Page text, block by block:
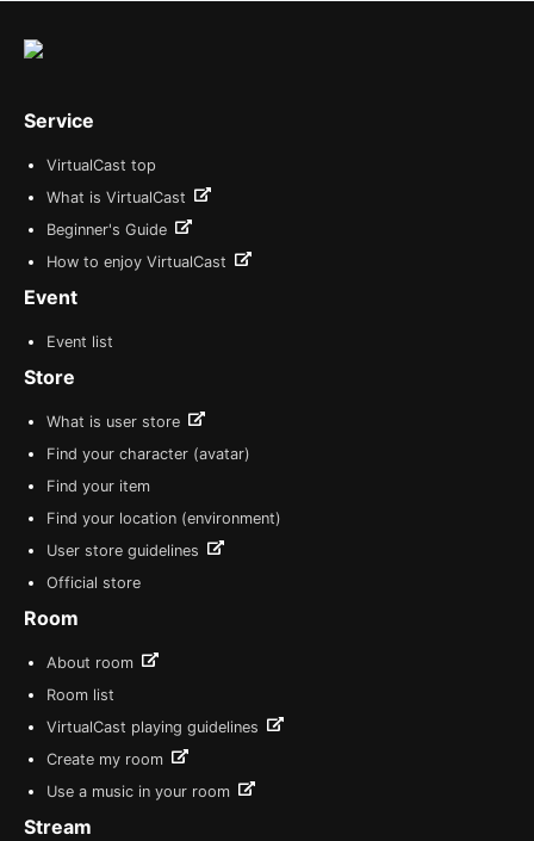
Service
VirtualCast top
What is VirtualCast
Beginner's Guide
How to enjoy VirtualCast
Event
Event list
Store
What is user store
Find your character (avatar)
Find your item
Find your location (environment)
User store guidelines
Official store
Room
About room
Room list
VirtualCast playing guidelines
Create my room
Use a music in your room
Stream